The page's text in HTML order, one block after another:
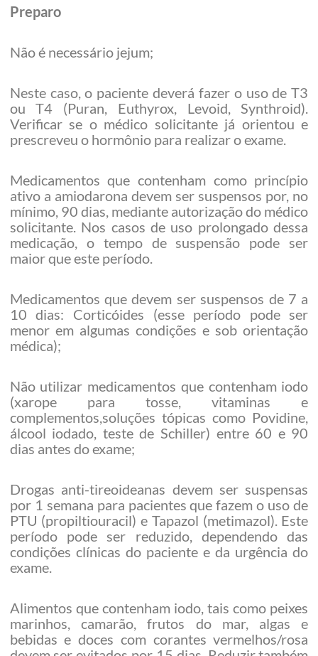
Preparo
Não é necessário jejum;
Neste caso, o paciente deverá fazer o uso de T3
ou T4 (Puran, Euthyrox, Levoid, Synthroid).
Verificar se o médico solicitante já orientou e
prescreveu o hormônio para realizar o exame.
Medicamentos que contenham como princípio
ativo a amiodarona devem ser suspensos por, no
mínimo, 90 dias, mediante autorização do médico
solicitante. Nos casos de uso prolongado dessa
medicação, o tempo de suspensão pode ser
maior que este período.
Medicamentos que devem ser suspensos de 7 a
10 dias: Corticóides (esse período pode ser
menor em algumas condições e sob orientação
médica);
Não utilizar medicamentos que contenham iodo
(xarope para tosse, vitaminas e
complementos,soluções tópicas como Povidine,
álcool iodado, teste de Schiller) entre 60 e 90
dias antes do exame;
Drogas anti-tireoideanas devem ser suspensas
por 1 semana para pacientes que fazem o uso de
PTU (propiltiouracil) e Tapazol (metimazol). Este
período pode ser reduzido, dependendo das
condições clínicas do paciente e da urgência do
exame.
Alimentos que contenham iodo, tais como peixes
marinhos, camarão, frutos do mar, algas e
bebidas e doces com corantes vermelhos/rosa